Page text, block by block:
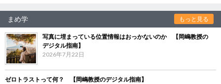
まめ学 もっと見る
写真に埋まっている位置情報はおっかないのか 【岡嶋教授の
デジタル指南】
2026年7月22日
ゼロトラストって何？ 【岡嶋教授のデジタル指南】